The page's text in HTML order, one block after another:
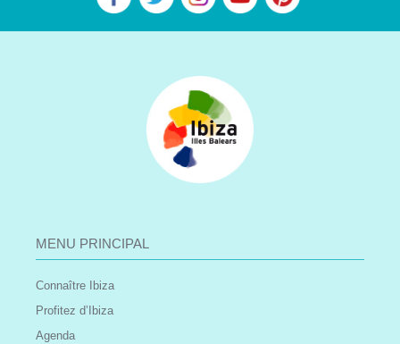
MENU PRINCIPAL
Connaître Ibiza
Profitez d’Ibiza
Agenda